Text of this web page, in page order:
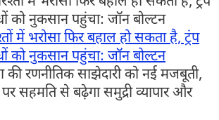
में भरोसा फिर बहाल हो सकता है, ट्रंप
को नुकसान पहुंचा: जॉन बोल्टन